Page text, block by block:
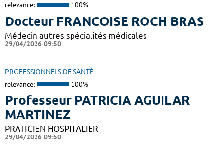
relevance: 100%
Docteur FRANCOISE ROCH BRAS
Médecin autres spécialités médicales
29/04/2026 09:50
PROFESSIONNELS DE SANTÉ
relevance: 100%
Professeur PATRICIA AGUILAR
MARTINEZ
PRATICIEN HOSPITALIER
29/04/2026 09:50